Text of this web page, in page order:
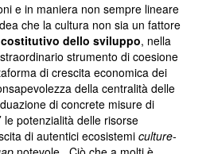
e in maniera non sempre lineare
che la cultura non sia un fattore
dello sviluppo, nella
strumento di coesione
di crescita economica dei
della centralità delle
di concrete misure di
le potenzialità delle risorse
di autentici ecosistemi culture-